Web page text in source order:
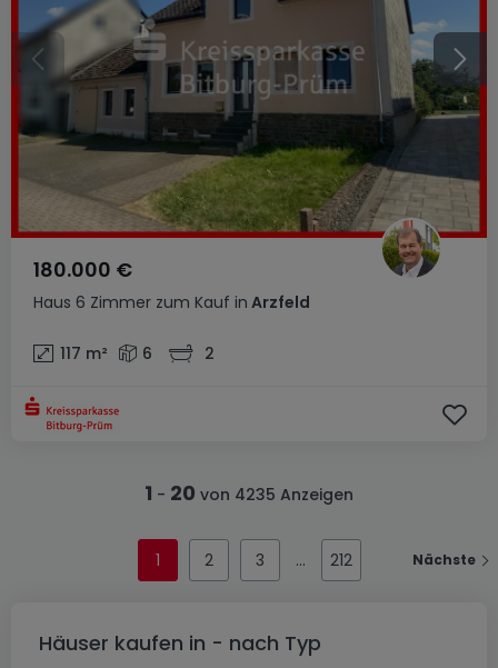
Haus 6 Zimmer zum Kauf in Arzfeld
180.000 €
117 m² 6 2
1 - 20 von 4235 Anzeigen
1 2 3 212 Nächste
Häuser kaufen in - nach Typ